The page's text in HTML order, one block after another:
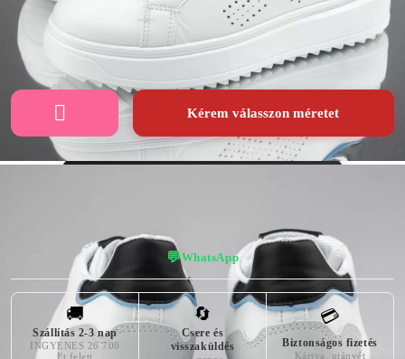
fehér Bőr Utánzat
A TALP
4 centiméter
Kérem válasszon méretet
💬WhatsApp
🚚
Szállítás 2-3 nap
INGYENES 26 700
Ft felett
🔄
Csere és
visszaküldés
💳
Biztonságos fizetés
Kártya, utánvét